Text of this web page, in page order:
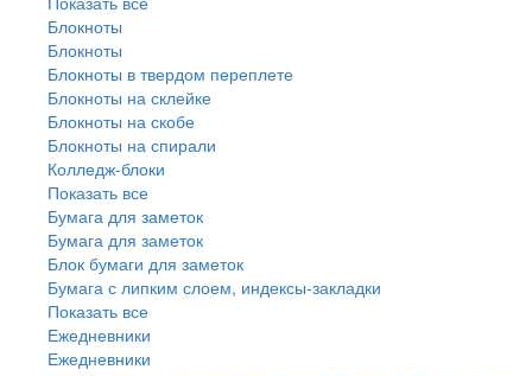
Блокноты
Блокноты
Блокноты в твердом переплете
Блокноты на склейке
Блокноты на скобе
Блокноты на спирали
Колледж-блоки
Показать все
Бумага для заметок
Бумага для заметок
Блок бумаги для заметок
Бумага с липким слоем, индексы-закладки
Показать все
Ежедневники
Ежедневники